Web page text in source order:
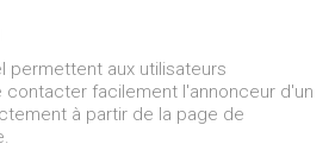
permettent aux utilisateurs
contacter facilement l'annonceur d'un
à partir de la page de